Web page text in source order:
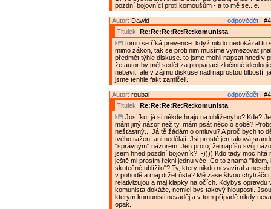
pozdní bojovníci proti komoušům - a to mě se...e.
odpovědět |
Autor: Dawid
Titulek: Re:Re:Re:Re:Re:komunista
tomu se říká prevence. když nikdo nedokázal tu
mimo zákon, tak se proti nim musíme vymezovat
předmět týhle diskuse. to jsme mohli napsat hned v
že autor by měl sedět za propagaci zločinné
nebavit, ale v zájmu diskuse nad naprostou blbostí,
jsme tenhle fakt zamlčeli.
odpovědět |
Autor: roubal
Titulek: Re:Re:Re:Re:Re:komunista
Josífku, já si někde hraju na ublíženýho? Kde?
mám jiný názor než ty, mám psát něco o sobě?
nešťastný... Já tě žádám o omluvu? A proč bych to
tvého ražení ani nedělají. Jsi prostě jen taková
"správným" názorem. Jen proto, že napíšu svůj
jsem hned pozdní bojovník? :-)))) Kdo tady moc hltá
ještě mi prosím řekni jednu věc. Co to znamá
skutečně ublížilo"? Ty, který nikdo nezavíral a
v pohodě a maj držet ústa? Mě zase štvou chytráčci
relativizujou a maj klapky na očích. Kdybys opravdu
komunista dokáže, nemlel bys takový hlouposti.
kterým komunisti nevaděj a v tom případě nikdy
opak.